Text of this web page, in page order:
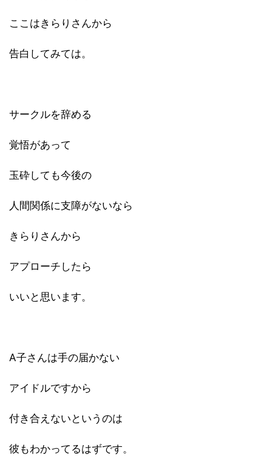
ここはきらりさんから
告白してみては。
サークルを辞める
覚悟があって
玉砕しても今後の
人間関係に支障がないなら
きらりさんから
アプローチしたら
いいと思います。
A子さんは手の届かない
アイドルですから
付き合えないというのは
彼もわかってるはずです。